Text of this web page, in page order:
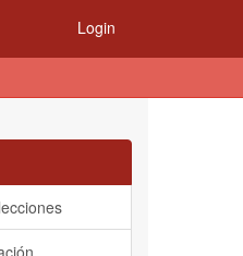
Login